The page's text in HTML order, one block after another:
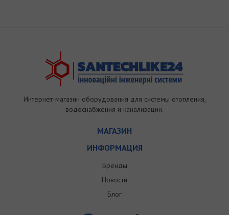
Интернет-магазин оборудования для системы отопления,
водоснабжения и канализации.
МАГАЗИН
ИНФОРМАЦИЯ
Бренды
Новости
Блог